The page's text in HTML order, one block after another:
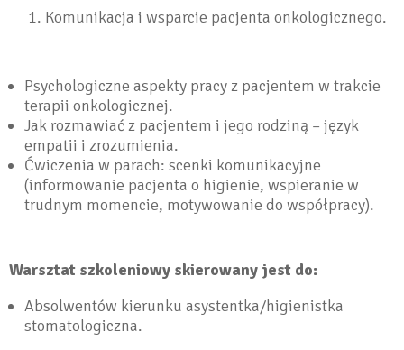
Komunikacja i wsparcie pacjenta onkologicznego.
Psychologiczne aspekty pracy z pacjentem w trakcie
terapii onkologicznej.
Jak rozmawiać z pacjentem i jego rodziną – język
empatii i zrozumienia.
Ćwiczenia w parach: scenki komunikacyjne
(informowanie pacjenta o higienie, wspieranie w
trudnym momencie, motywowanie do współpracy).
Warsztat szkoleniowy skierowany jest do:
Absolwentów kierunku asystentka/higienistka
stomatologiczna.